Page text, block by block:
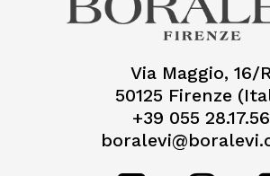
Via Maggio, 16/
50125 Firenze
+39 055 28.17.56